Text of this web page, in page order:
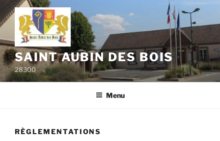
Aller
au
contenu
principal
SAINT AUBIN DES BOIS
28300
Menu
RÈGLEMENTATIONS